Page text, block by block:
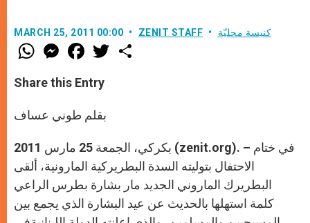
MARCH 25, 2011 00:00 ZENIT STAFF كنيسة محليّة
W
h
t
s
p
p
M
e
s
e
g
e
F
a
e
b
o
k
w
Share this Entry
بقلم طوني عساف
بكركي، الجمعة 25 مارس 2011 (zenit.org). – في ختام
الاحتفال بتوليته السدة البطريركية المارونية، ألقى
البطريرك الماروني الجديد مار بشارة بطرس الراعي
كلمة استهلها بالحديث عن عيد البشارة الذي يجمع بين